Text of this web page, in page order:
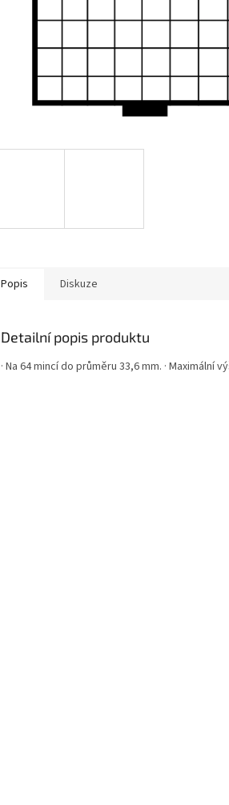
Popis Diskuze
Detailní popis produktu
· Na 64 mincí do průměru 33,6 mm. ·